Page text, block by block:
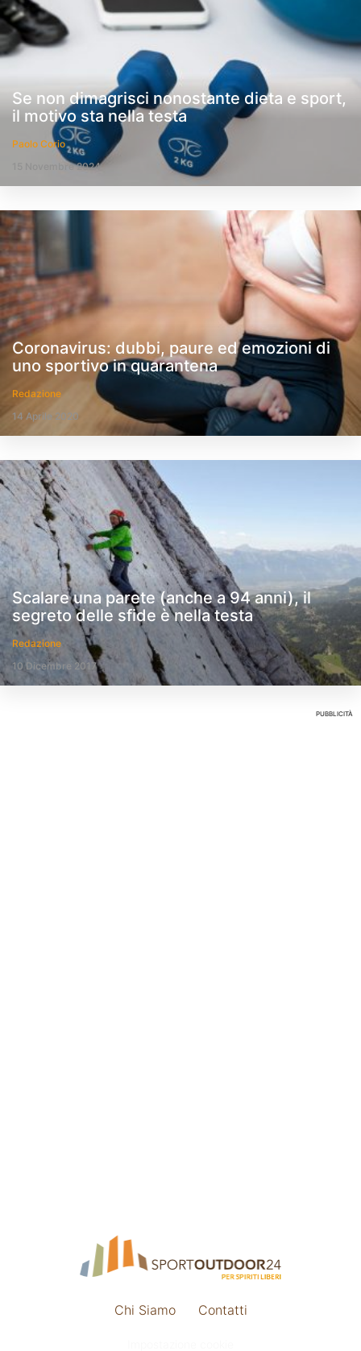
Se non dimagrisci nonostante dieta e sport,
il motivo sta nella testa
Paolo Corio
15 Novembre 2024
Coronavirus: dubbi, paure ed emozioni di
uno sportivo in quarantena
Redazione
14 Aprile 2020
Scalare una parete (anche a 94 anni), il
segreto delle sfide è nella testa
Redazione
10 Dicembre 2017
PUBBLICITÀ
Chi Siamo Contatti